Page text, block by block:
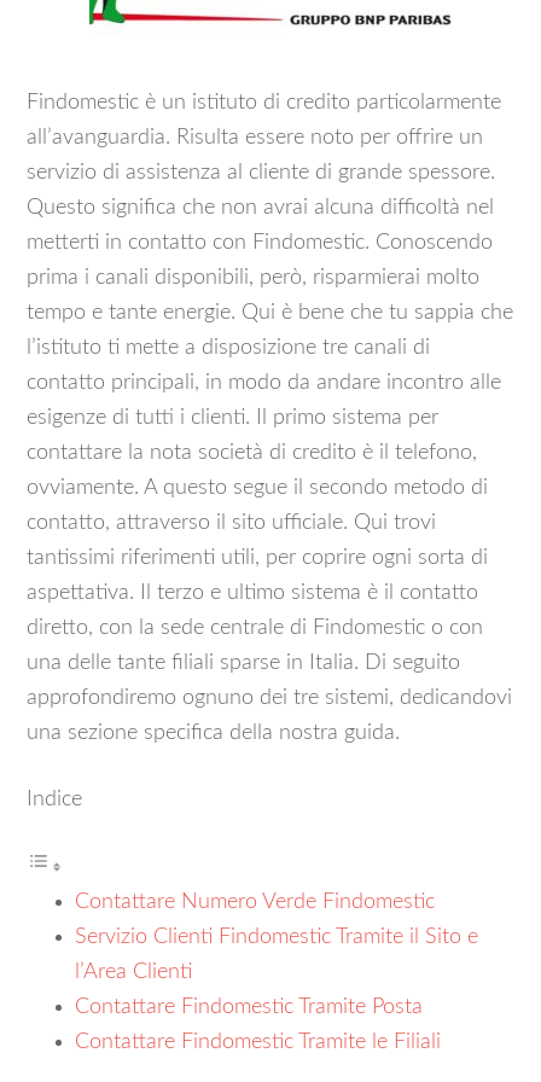
Findomestic è un istituto di credito particolarmente
all’avanguardia. Risulta essere noto per offrire un
servizio di assistenza al cliente di grande spessore.
Questo significa che non avrai alcuna difficoltà nel
metterti in contatto con Findomestic. Conoscendo
prima i canali disponibili, però, risparmierai molto
tempo e tante energie. Qui è bene che tu sappia che
l’istituto ti mette a disposizione tre canali di
contatto principali, in modo da andare incontro alle
esigenze di tutti i clienti. Il primo sistema per
contattare la nota società di credito è il telefono,
ovviamente. A questo segue il secondo metodo di
contatto, attraverso il sito ufficiale. Qui trovi
tantissimi riferimenti utili, per coprire ogni sorta di
aspettativa. Il terzo e ultimo sistema è il contatto
diretto, con la sede centrale di Findomestic o con
una delle tante filiali sparse in Italia. Di seguito
approfondiremo ognuno dei tre sistemi, dedicandovi
una sezione specifica della nostra guida.
Indice
Contattare Numero Verde Findomestic
Servizio Clienti Findomestic Tramite il Sito e
l’Area Clienti
Contattare Findomestic Tramite Posta
Contattare Findomestic Tramite le Filiali